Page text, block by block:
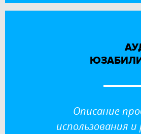
Описание
использования